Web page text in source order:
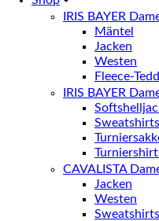
IRIS BAYER
Mäntel
Jacken
Westen
Fleece-
IRIS BAYER
CAVALISTA
Jacken
Westen
Sweatshirts